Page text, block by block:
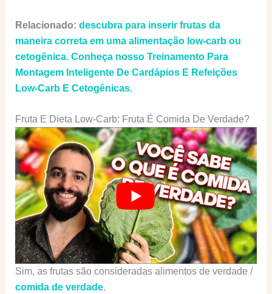
Relacionado: descubra para inserir frutas da
maneira correta em uma alimentação low-carb ou
cetogênica. Conheça nosso Treinamento Para
Montagem Inteligente De Cardápios E Refeições
Low-Carb E Cetogênicas.
Fruta E Dieta Low-Carb: Fruta É Comida De Verdade?
Sim, as frutas são consideradas alimentos de verdade /
comida de verdade.